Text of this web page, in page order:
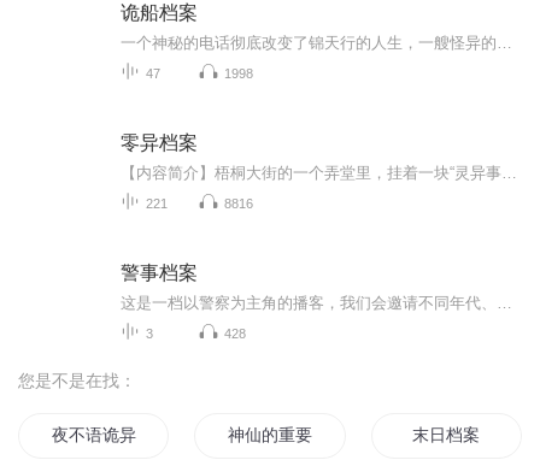
诡船档案
47 1998
零异档案
221 8816
警事档案
3 428
您是不是在找：
夜不语诡异档案 神仙的重要档案 末日档案